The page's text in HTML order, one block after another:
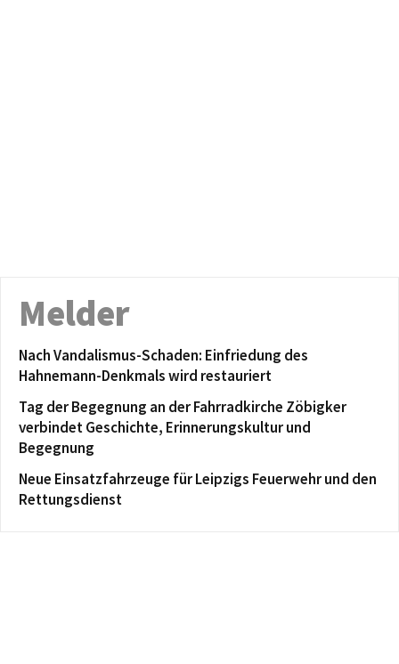
Melder
Nach Vandalismus-Schaden: Einfriedung des
Hahnemann-Denkmals wird restauriert
Tag der Begegnung an der Fahrradkirche Zöbigker
verbindet Geschichte, Erinnerungskultur und
Begegnung
Neue Einsatzfahrzeuge für Leipzigs Feuerwehr und den
Rettungsdienst